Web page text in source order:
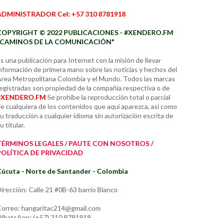
Cel: +57 310 8781918
© 2022 PUBLICACIONES - #XENDERO.FM
DE LA COMUNICACIÓN"
una publicación para Internet con la misión de llevar
de primera mano sobre las noticias y hechos del
Metropolitana Colombia y el Mundo. Todos las marcas
son propiedad de la compañía respectiva o de
Se prohíbe la reproducción total o parcial
cualquiera de los contenidos que aquí aparezca, así como
traducción a cualquier idioma sin autorización escrita de
titular.
LEGALES / PAUTE CON NOSOTROS /
DE PRIVACIDAD
- Norte de Santander - Colombia
Calle 21 #0B-63 barrio Blanco
hangaritac214@gmail.com